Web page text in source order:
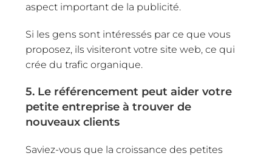
aspect important de la publicité.
Si les gens sont intéressés par ce que vous
proposez, ils visiteront votre site web, ce qui
crée du trafic organique.
5. Le référencement peut aider votre
petite entreprise à trouver de
nouveaux clients
Saviez-vous que la croissance des petites